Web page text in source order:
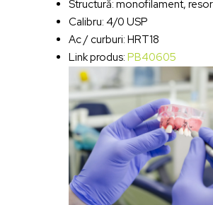
Structură: monofilament,
Calibru: 4/0 USP
Ac / curburi: HRT18
Link produs: PB40605